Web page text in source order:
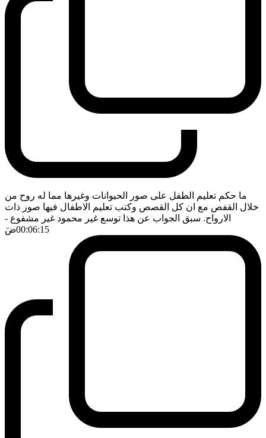
ما حكم تعليم الطفل على صور الحيوانات وغيرها مما له روح من
خلال القفص مع ان كل القصص وكتب تعليم الاطفال فيها صور ذات
الارواح. سبق الجواب عن هذا توسع غير محمود غير مشفوع -
00:06:15ضَ